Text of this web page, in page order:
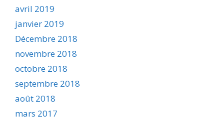
avril 2019
janvier 2019
Décembre 2018
novembre 2018
octobre 2018
septembre 2018
août 2018
mars 2017